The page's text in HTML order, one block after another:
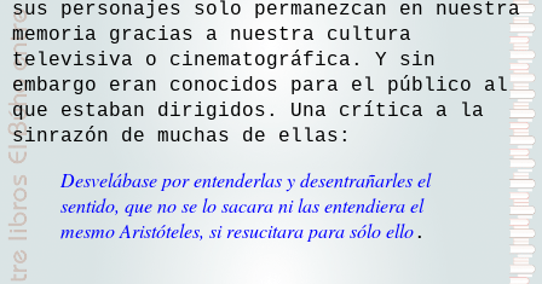
sus personajes solo permanezcan en nuestra
memoria gracias a nuestra cultura
televisiva o cinematográfica. Y sin
embargo eran conocidos para el público al
que estaban dirigidos. Una crítica a la
sinrazón de muchas de ellas:
Desvelábase por entenderlas y desentrañarles el
sentido, que no se lo sacara ni las entendiera el
mesmo Aristóteles, si resucitara para sólo ello.